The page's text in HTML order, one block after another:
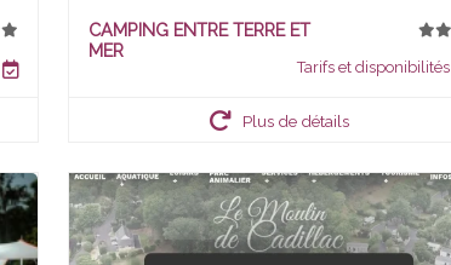
CAMPING ENTRE TERRE ET
MER
Tarifs et disponibilités
Plus de détails